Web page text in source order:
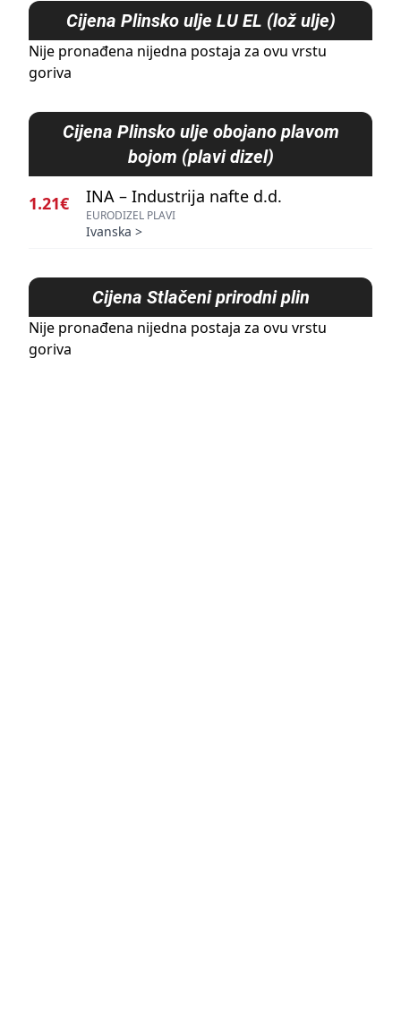
Cijena Plinsko ulje LU EL (lož ulje)
Nije pronađena nijedna postaja za ovu vrstu
goriva
Cijena Plinsko ulje obojano plavom
bojom (plavi dizel)
1.21€ INA – Industrija nafte d.d.
EURODIZEL PLAVI
Ivanska >
Cijena Stlačeni prirodni plin
Nije pronađena nijedna postaja za ovu vrstu
goriva